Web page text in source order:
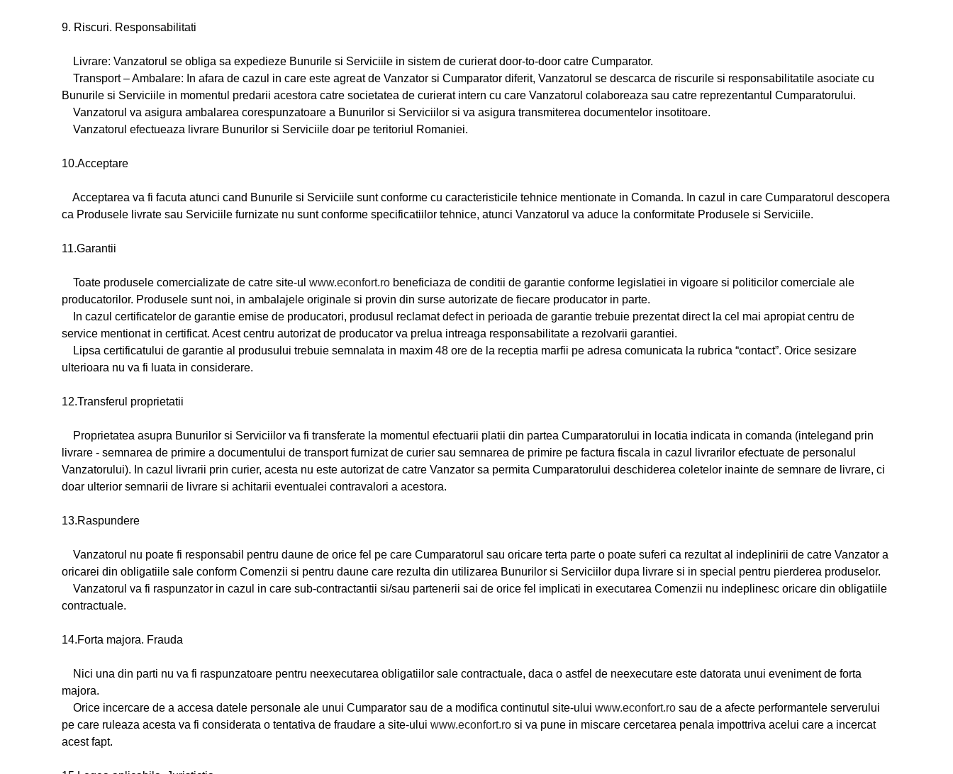
9. Riscuri. Responsabilitati
Livrare: Vanzatorul se obliga sa expedieze Bunurile si Serviciile in sistem de curierat door-to-door catre Cumparator.
Transport – Ambalare: In afara de cazul in care este agreat de Vanzator si Cumparator diferit, Vanzatorul se descarca de riscurile si responsabilitatile asociate cu
Bunurile si Serviciile in momentul predarii acestora catre societatea de curierat intern cu care Vanzatorul colaboreaza sau catre reprezentantul Cumparatorului.
Vanzatorul va asigura ambalarea corespunzatoare a Bunurilor si Serviciilor si va asigura transmiterea documentelor insotitoare.
Vanzatorul efectueaza livrare Bunurilor si Serviciile doar pe teritoriul Romaniei.
10.Acceptare
Acceptarea va fi facuta atunci cand Bunurile si Serviciile sunt conforme cu caracteristicile tehnice mentionate in Comanda. In cazul in care Cumparatorul descopera
ca Produsele livrate sau Serviciile furnizate nu sunt conforme specificatiilor tehnice, atunci Vanzatorul va aduce la conformitate Produsele si Serviciile.
11.Garantii
Toate produsele comercializate de catre site-ul www.econfort.ro beneficiaza de conditii de garantie conforme legislatiei in vigoare si politicilor comerciale ale
producatorilor. Produsele sunt noi, in ambalajele originale si provin din surse autorizate de fiecare producator in parte.
In cazul certificatelor de garantie emise de producatori, produsul reclamat defect in perioada de garantie trebuie prezentat direct la cel mai apropiat centru de
service mentionat in certificat. Acest centru autorizat de producator va prelua intreaga responsabilitate a rezolvarii garantiei.
Lipsa certificatului de garantie al produsului trebuie semnalata in maxim 48 ore de la receptia marfii pe adresa comunicata la rubrica “contact”. Orice sesizare
ulterioara nu va fi luata in considerare.
12.Transferul proprietatii
Proprietatea asupra Bunurilor si Serviciilor va fi transferate la momentul efectuarii platii din partea Cumparatorului in locatia indicata in comanda (intelegand prin
livrare - semnarea de primire a documentului de transport furnizat de curier sau semnarea de primire pe factura fiscala in cazul livrarilor efectuate de personalul
Vanzatorului). In cazul livrarii prin curier, acesta nu este autorizat de catre Vanzator sa permita Cumparatorului deschiderea coletelor inainte de semnare de livrare, ci
doar ulterior semnarii de livrare si achitarii eventualei contravalori a acestora.
13.Raspundere
Vanzatorul nu poate fi responsabil pentru daune de orice fel pe care Cumparatorul sau oricare terta parte o poate suferi ca rezultat al indeplinirii de catre Vanzator a
oricarei din obligatiile sale conform Comenzii si pentru daune care rezulta din utilizarea Bunurilor si Serviciilor dupa livrare si in special pentru pierderea produselor.
Vanzatorul va fi raspunzator in cazul in care sub-contractantii si/sau partenerii sai de orice fel implicati in executarea Comenzii nu indeplinesc oricare din obligatiile
contractuale.
14.Forta majora. Frauda
Nici una din parti nu va fi raspunzatoare pentru neexecutarea obligatiilor sale contractuale, daca o astfel de neexecutare este datorata unui eveniment de forta
majora.
Orice incercare de a accesa datele personale ale unui Cumparator sau de a modifica continutul site-ului www.econfort.ro sau de a afecte performantele serverului
pe care ruleaza acesta va fi considerata o tentativa de fraudare a site-ului www.econfort.ro si va pune in miscare cercetarea penala impottriva acelui care a incercat
acest fapt.